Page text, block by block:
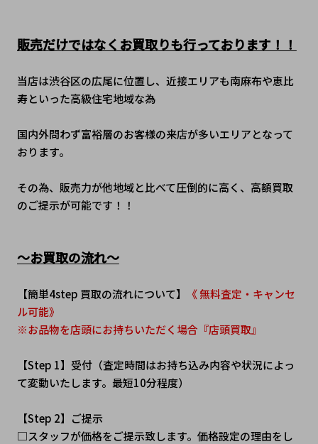
販売だけではなくお買取りも行っております！！
当店は渋谷区の広尾に位置し、近接エリアも南麻布や恵比
寿といった高級住宅地域な為
国内外問わず富裕層のお客様の来店が多いエリアとなって
おります。
その為、販売力が他地域と比べて圧倒的に高く、高額買取
のご提示が可能です！！
～お買取の流れ～
【簡単4step 買取の流れについて】
《 無料査定・キャンセ
ル可能》
※お品物を店頭にお持ちいただく場合『店頭買取』
【Step 1】受付（査定時間はお持ち込み内容や状況によっ
て変動いたします。最短10分程度）
【Step 2】ご提示
□スタッフが価格をご提示致します。価格設定の理由をし